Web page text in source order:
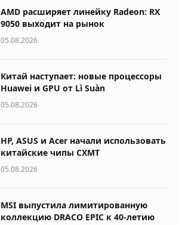
AMD расширяет линейку Radeon: RX
9050 выходит на рынок
05.08.2026
Китай наступает: новые процессоры
Huawei и GPU от Lì Suàn
05.08.2026
HP, ASUS и Acer начали использовать
китайские чипы CXMT
05.08.2026
MSI выпустила лимитированную
коллекцию DRACO EPIC к 40-летию